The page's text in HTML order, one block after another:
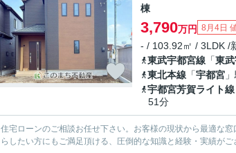
棟
3,790万円 8月4日
- / 103.92㎡ / 3LDK /
東武宇都宮線 「東
東北本線 「宇都宮
宇都宮芳賀ライト線
51分
住宅ローンのご相談お任せ下さい。お客様の現状から最適な
らしたい方にもご満足頂ける、圧倒的な知識と経験・実績がご